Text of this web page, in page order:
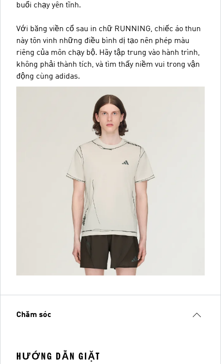
buổi chạy yên tĩnh.
Với băng viền cổ sau in chữ RUNNING, chiếc áo thun
này tôn vinh những điều bình dị tạo nên phép màu
riêng của môn chạy bộ. Hãy tập trung vào hành trình,
không phải thành tích, và tìm thấy niềm vui trong vận
động cùng adidas.
Chăm sóc
HƯỚNG DẪN GIẶT